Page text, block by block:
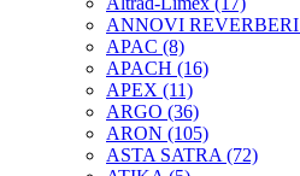
ANNOVI REVERBERI
APAC (8)
APACH (16)
APEX (11)
ARGO (36)
ARON (105)
ASTA SATRA (72)